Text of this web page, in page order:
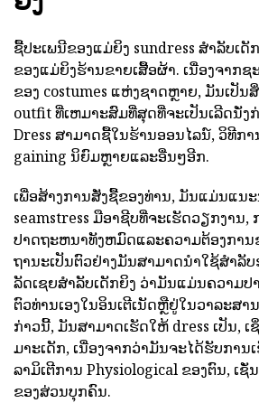
ຊື້ປະເພນີຂອງແມ່ຍິງ sundress ສໍາລັບເ
ຂອງແມ່ຍິງຮ້ານຂາຍເສື້ອຜ້າ. ເນື່ອງຈາກ
ຂອງ costumes ແຫ່ງຊາດຫຼາຍ, ມັນເປັນ
outfit ທີ່ເຫມາະສົມທີ່ສຸດທີ່ຈະເປັນເລີດນັ່ງ
Dress ສາມາດຊື້ໃນຮ້ານອອນໄລນ໌, ວິທີກ
gaining ນິຍົມຫຼາຍແລະອື່ນໆອີກ.
ເພື່ອສ້າງການສັ່ງຊື້ຂອງທ່ານ, ມັນແມ່ນແນ
seamstress ມືອາຊີບທີ່ຈະເຮັດວຽກງານ,
ປາດຖະຫນາທັງຫມົດແລະຄວາມຕ້ອງການ
ຖານະເປັນຕົວຢ່າງມັນສາມາດນໍາໃຊ້ສໍາລັບ
ລັດເຊຍສໍາລັບເດັກຍິງ ວ່າມັນແມ່ນຄວາມປ
ຕົວທ່ານເອງໃນອິນເຕີເນັດຫຼືຢູ່ໃນວາລະສ
ກ່າວນີ້, ມັນສາມາດເຮັດໃຫ້ dress ເປັນ,
ມາະເດັກ, ເນື່ອງຈາກວ່າມັນຈະໄດ້ຮັບການ
ລາມິເຕີການ Physiological ຂອງຕົນ, ເ
ຂອງສ່ວນບຸກຄົນ.